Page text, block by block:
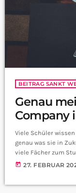
BEITRAG SANKT
Genau
Company
Viele Schüler
genau was sie in
viele Fächer zum
Schüler der
today 27. FEBRUAR